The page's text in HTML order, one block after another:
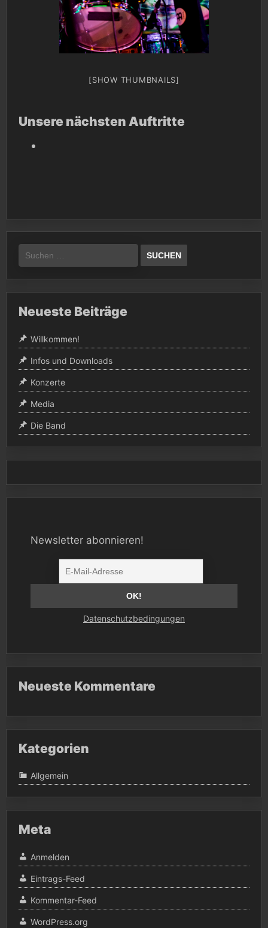
[SHOW THUMBNAILS]
Unsere nächsten Auftritte
Suchen
nach:
Neueste Beiträge
Willkommen!
Infos und Downloads
Konzerte
Media
Die Band
Newsletter abonnieren!
Datenschutzbedingungen
Neueste Kommentare
Kategorien
Allgemein
Meta
Anmelden
Eintrags-Feed
Kommentar-Feed
WordPress.org